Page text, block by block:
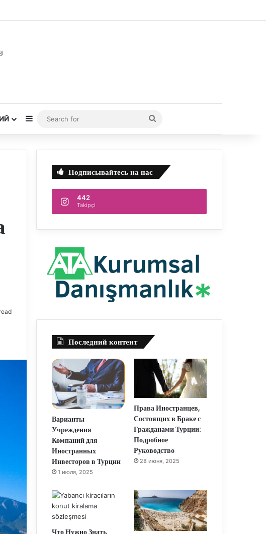
Sidebar
Search
for
Подписывайтесь на нас
442
Takipçi
Последний контент
Варианты
Учреждения
Компаний для
Иностранных
Инвесторов в Турции
1 июля, 2025
Права Иностранцев,
Состоящих в Браке с
Гражданами Турции:
Подробное
Руководство
28 июня, 2025